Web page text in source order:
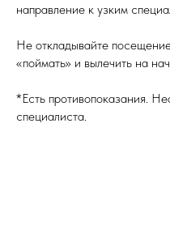
направление к узким
Не откладывайте
«поймать» и вылечить на
*Есть противопоказания.
специалиста.